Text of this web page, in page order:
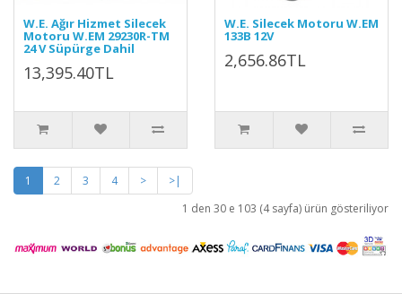
W.E. Ağır Hizmet Silecek
Motoru W.EM 29230R-TM
24 V Süpürge Dahil
13,395.40TL
W.E. Silecek Motoru W.EM
133B 12V
2,656.86TL
1 2 3 4 >
>|
1 den 30 e 103 (4 sayfa) ürün gösteriliyor